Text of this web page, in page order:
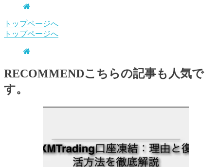
トップページへ
トップページへ
RECOMMENDこちらの記事も人気で
す。